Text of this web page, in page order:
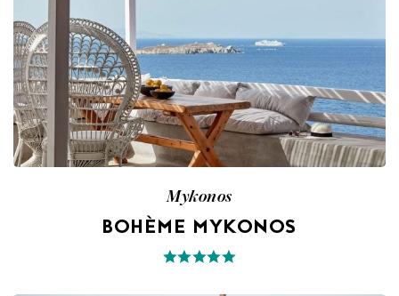
Mykonos
BOHÈME MYKONOS